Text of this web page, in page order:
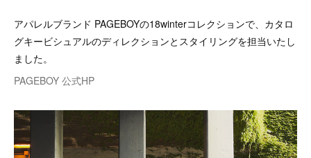
アパレルブランド PAGEBOYの18winterコレクションで、カタロ
グキービシュアルのディレクションとスタイリングを担当いたし
ました。
PAGEBOY 公式HP